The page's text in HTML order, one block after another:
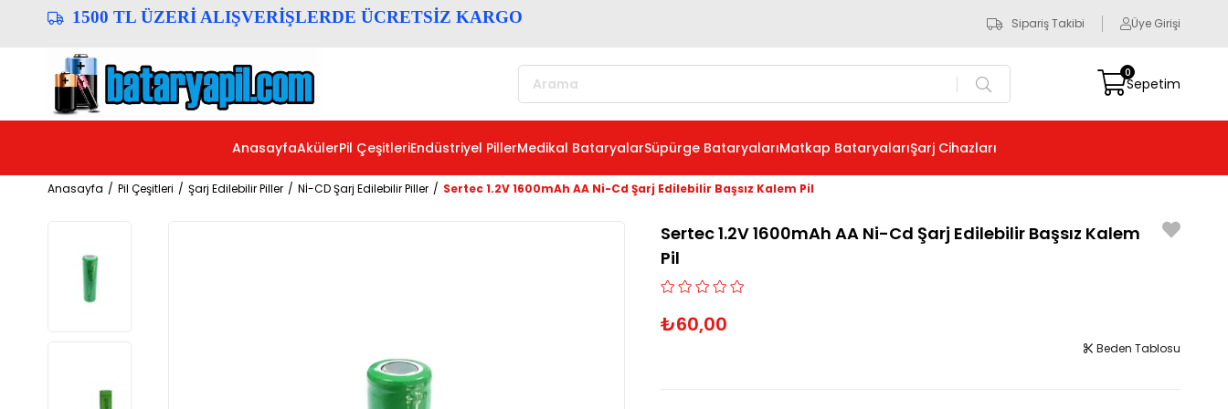
1500 TL ÜZERİ ALIŞVERİŞLERDE ÜCRETSİZ KARGO Sipariş Takibi Üye Girişi
Sepetim
0
AnasayfaAkülerPil ÇeşitleriEndüstriyel PillerMedikal BataryalarSüpürge BataryalarıMatkap BataryalarıŞarj Cihazları
Anasayfa Pil Çeşitleri Şarj Edilebilir Piller Nİ-CD Şarj Edilebilir Piller Sertec 1.2V 1600mAh AA Ni-Cd Şarj Edilebilir Başsız Kalem Pil
Sertec 1.2V 1600mAh AA Ni-Cd Şarj Edilebilir Başsız Kalem
Pil
₺60,00
Beden Tablosu